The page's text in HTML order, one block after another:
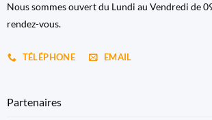
Nous sommes ouvert du Lundi au Vendredi de
rendez-vous.
TÉLÉPHONE EMAIL
Partenaires